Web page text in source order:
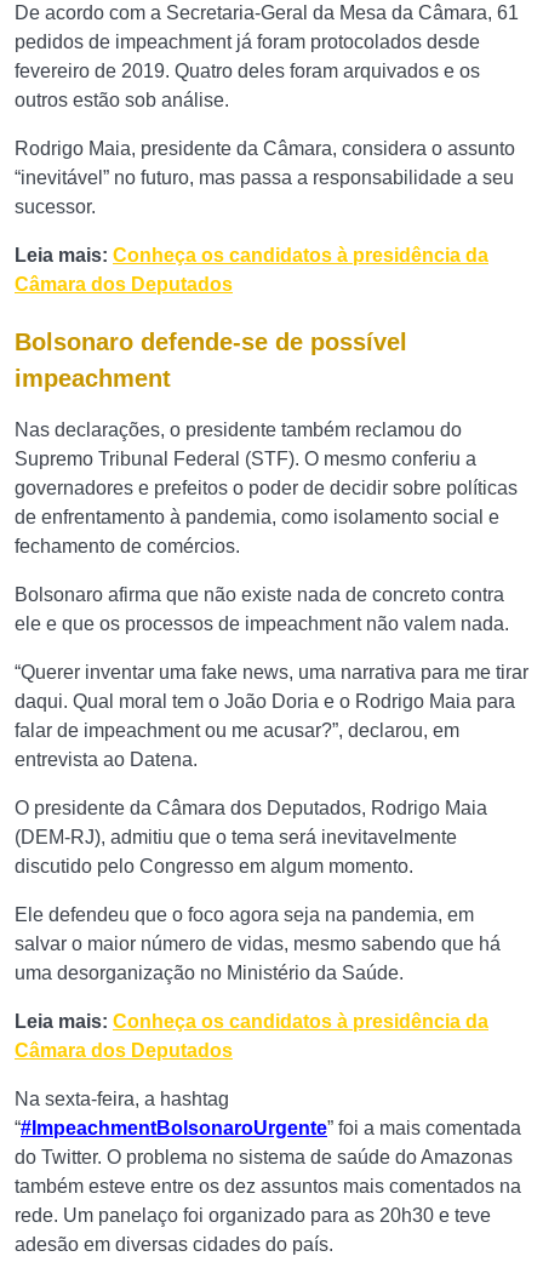
De acordo com a Secretaria-Geral da Mesa da Câmara, 61
pedidos de impeachment já foram protocolados desde
fevereiro de 2019. Quatro deles foram arquivados e os
outros estão sob análise.
Rodrigo Maia, presidente da Câmara, considera o assunto
“inevitável” no futuro, mas passa a responsabilidade a seu
sucessor.
Leia mais: Conheça os candidatos à presidência da
Câmara dos Deputados
Bolsonaro defende-se de possível
impeachment
Nas declarações, o presidente também reclamou do
Supremo Tribunal Federal (STF). O mesmo conferiu a
governadores e prefeitos o poder de decidir sobre políticas
de enfrentamento à pandemia, como isolamento social e
fechamento de comércios.
Bolsonaro afirma que não existe nada de concreto contra
ele e que os processos de impeachment não valem nada.
“Querer inventar uma fake news, uma narrativa para me tirar
daqui. Qual moral tem o João Doria e o Rodrigo Maia para
falar de impeachment ou me acusar?”, declarou, em
entrevista ao Datena.
O presidente da Câmara dos Deputados, Rodrigo Maia
(DEM-RJ), admitiu que o tema será inevitavelmente
discutido pelo Congresso em algum momento.
Ele defendeu que o foco agora seja na pandemia, em
salvar o maior número de vidas, mesmo sabendo que há
uma desorganização no Ministério da Saúde.
Leia mais: Conheça os candidatos à presidência da
Câmara dos Deputados
Na sexta-feira, a hashtag
“#ImpeachmentBolsonaroUrgente” foi a mais comentada
do Twitter. O problema no sistema de saúde do Amazonas
também esteve entre os dez assuntos mais comentados na
rede. Um panelaço foi organizado para as 20h30 e teve
adesão em diversas cidades do país.